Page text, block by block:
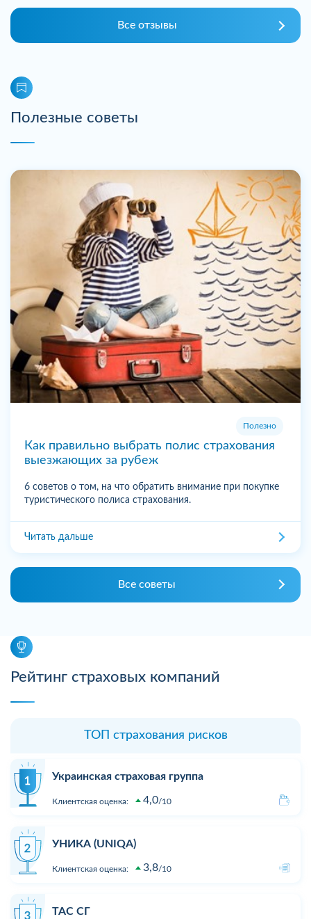
Все отзывы
Полезные советы
Полезно
Как правильно выбрать полис страхования
выезжающих за рубеж
6 советов о том, на что обратить внимание при покупке
туристического полиса страхования.
Читать дальше
Все советы
Рейтинг страховых компаний
ТОП страхования рисков
Украинская страховая группа
Клиентская оценка: 4,0 10
УНИКА (UNIQA)
Клиентская оценка: 3,8 10
ТАС СГ